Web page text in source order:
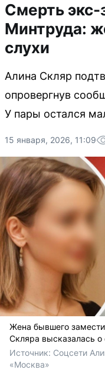
Смерть экс-
Минтруда:
слухи
Алина Скляр
опровергнув
У пары остался
15 января, 2026, 11:09
Жена бывшего
Скляра высказалась
Источник: Соцсети
«Москва»